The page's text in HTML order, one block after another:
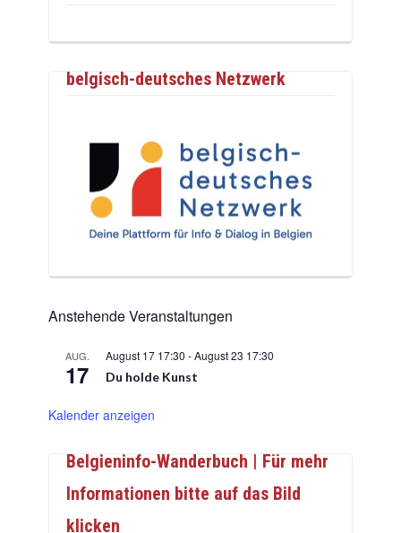
belgisch-deutsches Netzwerk
Anstehende Veranstaltungen
AUG.
17
August 17 17:30 -August 23 17:30
Du holde Kunst
Kalender anzeigen
Belgieninfo-Wanderbuch | Für mehr
Informationen bitte auf das Bild
klicken